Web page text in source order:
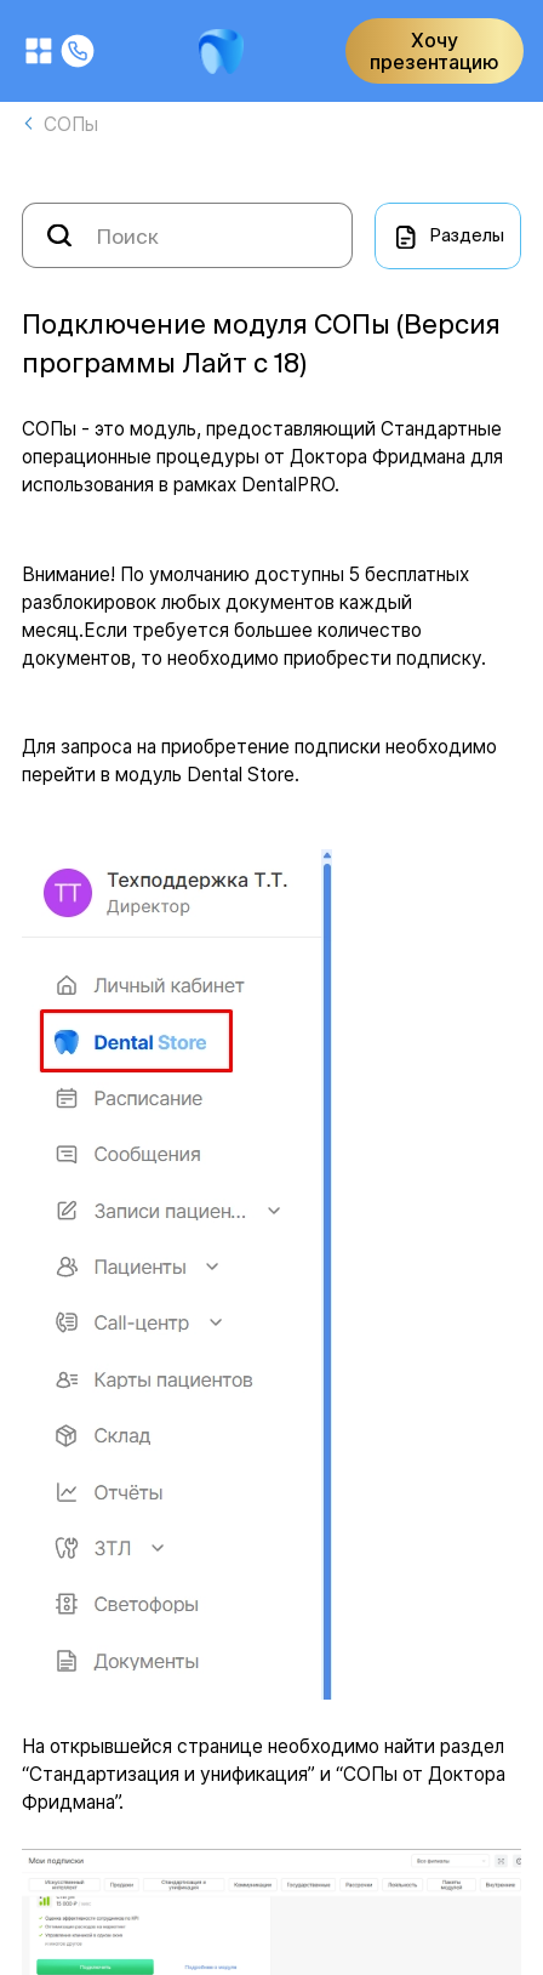
Хочу
презентацию
СОПы
Разделы
Подключение модуля СОПы (Версия
программы Лайт с 18)
СОПы - это модуль, предоставляющий Стандартные
операционные процедуры от Доктора Фридмана для
использования в рамках DentalPRO.
Внимание! По умолчанию доступны 5 бесплатных
разблокировок любых документов каждый
месяц.Если требуется большее количество
документов, то необходимо приобрести подписку.
Для запроса на приобретение подписки необходимо
перейти в модуль Dental Store.
На открывшейся странице необходимо найти раздел
“Стандартизация и унификация” и “СОПы от Доктора
Фридмана”.